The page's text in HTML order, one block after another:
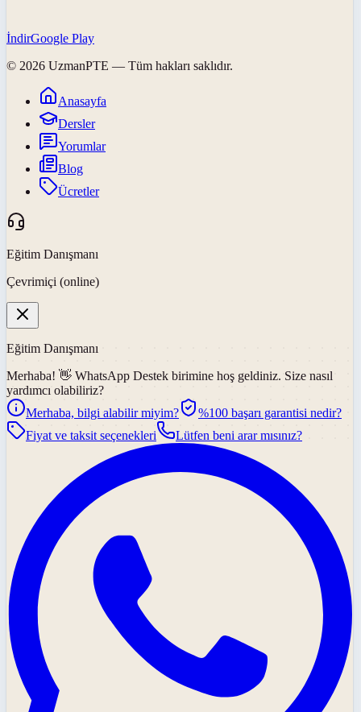
İndirGoogle Play
© 2026 UzmanPTE — Tüm hakları saklıdır.
Anasayfa
Dersler
Yorumlar
Blog
Ücretler
Eğitim Danışmanı
Çevrimiçi (online)
Eğitim Danışmanı
Merhaba! 👋 WhatsApp Destek birimine hoş geldiniz. Size nasıl
yardımcı olabiliriz?
Merhaba, bilgi alabilir miyim?
%100 başarı garantisi nedir?
Fiyat ve taksit seçenekleri
Lütfen beni arar mısınız?